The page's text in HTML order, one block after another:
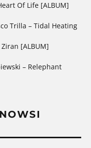
Of Life [ALBUM]
Trilla – Tidal Heating
[ALBUM]
– Relephant